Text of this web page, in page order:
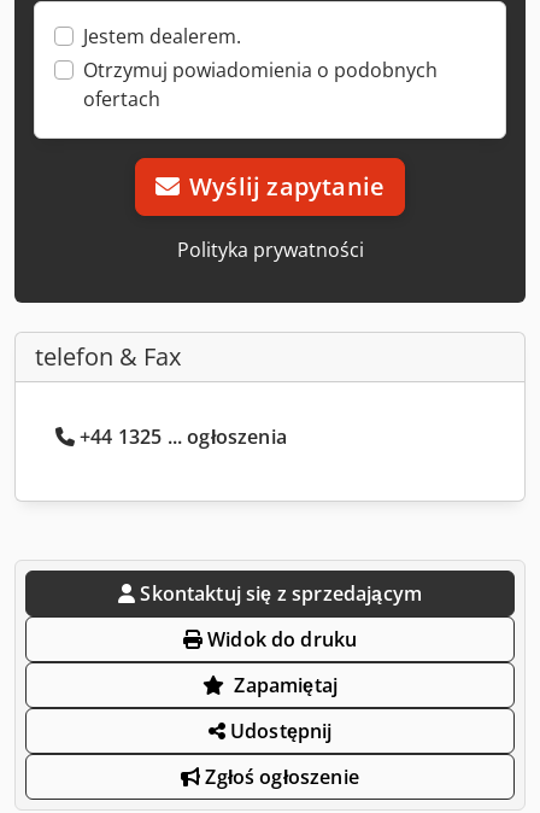
Jestem dealerem.
Otrzymuj powiadomienia o podobnych
ofertach
Wyślij zapytanie
Polityka prywatności
telefon & Fax
+44 1325 ... ogłoszenia
Skontaktuj się z sprzedającym
Widok do druku
Zapamiętaj
Udostępnij
Zgłoś ogłoszenie